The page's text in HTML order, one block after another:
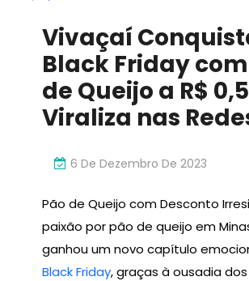
Vivaçaí
Black Friday
de Queijo a R$
Viraliza nas
6 De Dezembro De 2023
Pão de Queijo com Desconto
paixão por pão de queijo em
ganhou um novo capítulo
Black Friday, graças à ousadia dos